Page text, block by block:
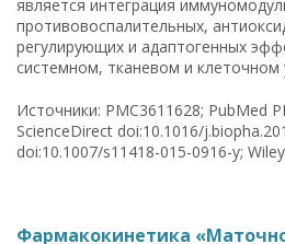
является интеграция
противовоспалительных,
регулирующих и адаптогенных
системном, тканевом и клеточном
Источники: PMC3611628; PubMed
ScienceDirect doi:10.1016/
doi:10.1007/s11418-015-0916-y;
Фармакокинетика